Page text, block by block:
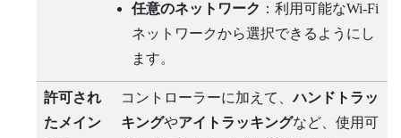
任意のネットワーク ：利用可能なWi‍-Fi
ネットワークから選択できるようにし
ます。
許可され
たメイン
コントローラーに加えて、ハンドトラッ
キングやアイトラッキングなど、使用可